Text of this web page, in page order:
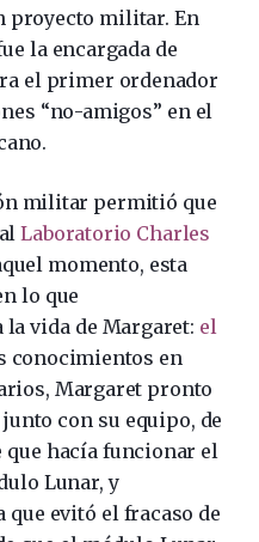
proyecto militar. En
la encargada de
el primer ordenador
“no-amigos” en el
militar permitió que
Laboratorio Charles
momento, esta
lo que
vida de Margaret: el
conocimientos en
Margaret pronto
con su equipo, de
hacía funcionar el
Lunar, y
que evitó el fracaso de